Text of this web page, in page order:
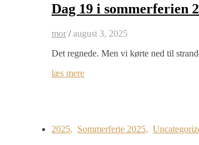
Dag 19 i sommerferien
mor / august 3, 2025
Det regnede. Men vi kørte ned til
læs mere
2025, Sommerferie 2025,